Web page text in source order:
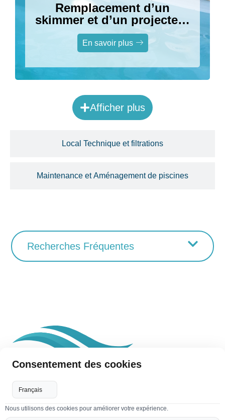
Local Technique et filtrations
Maintenance et Aménagement de piscines
Remplacement d’un
skimmer et d’un projecteur
sur une piscine coque à
Magagnosc
En savoir plus
Afficher plus
Recherches Fréquentes
David Piscine Multiservices (DPMS), situé à
Grasse, est une entreprise spécialisée dans
Consentement des cookies
Nous utilisons des cookies pour améliorer votre expérience.